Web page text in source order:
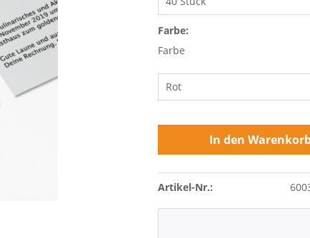
Farbe:
Farbe
In den
Artikel-Nr.: